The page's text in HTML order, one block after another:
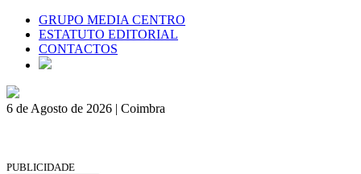
GRUPO MEDIA CENTRO
ESTATUTO EDITORIAL
CONTACTOS
6 de Agosto de 2026 | Coimbra
PUBLICIDADE